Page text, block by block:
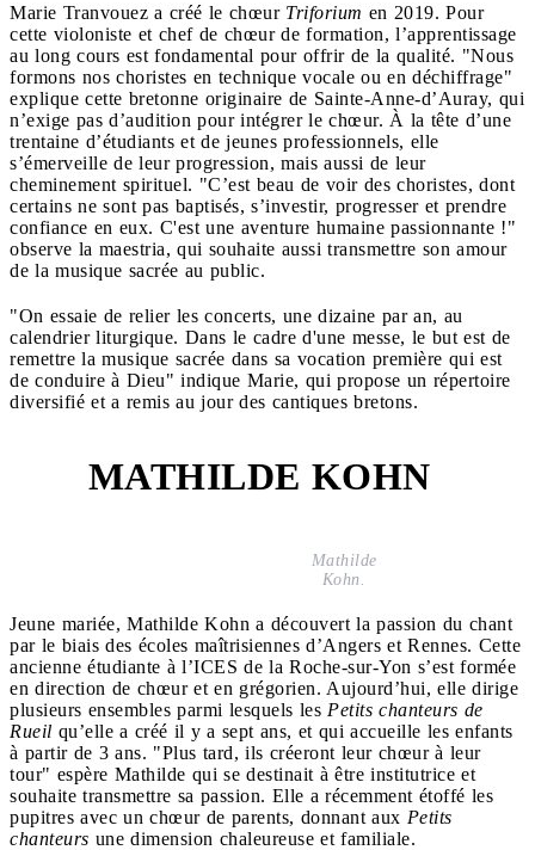
Marie Tranvouez a créé le chœur Triforium en 2019. Pour
cette violoniste et chef de chœur de formation, l’apprentissage
au long cours est fondamental pour offrir de la qualité. "Nous
formons nos choristes en technique vocale ou en déchiffrage"
explique cette bretonne originaire de Sainte-Anne-d’Auray, qui
n’exige pas d’audition pour intégrer le chœur. À la tête d’une
trentaine d’étudiants et de jeunes professionnels, elle
s’émerveille de leur progression, mais aussi de leur
cheminement spirituel. "C’est beau de voir des choristes, dont
certains ne sont pas baptisés, s’investir, progresser et prendre
confiance en eux. C'est une aventure humaine passionnante !"
observe la maestria, qui souhaite aussi transmettre son amour
de la musique sacrée au public.
"On essaie de relier les concerts, une dizaine par an, au
calendrier liturgique. Dans le cadre d'une messe, le but est de
remettre la musique sacrée dans sa vocation première qui est
de conduire à Dieu" indique Marie, qui propose un répertoire
diversifié et a remis au jour des cantiques bretons.
MATHILDE KOHN
Mathilde
Kohn.
Jeune mariée, Mathilde Kohn a découvert la passion du chant
par le biais des écoles maîtrisiennes d’Angers et Rennes. Cette
ancienne étudiante à l’ICES de la Roche-sur-Yon s’est formée
en direction de chœur et en grégorien. Aujourd’hui, elle dirige
plusieurs ensembles parmi lesquels les Petits chanteurs de
Rueil qu’elle a créé il y a sept ans, et qui accueille les enfants
à partir de 3 ans. "Plus tard, ils créeront leur chœur à leur
tour" espère Mathilde qui se destinait à être institutrice et
souhaite transmettre sa passion. Elle a récemment étoffé les
pupitres avec un chœur de parents, donnant aux Petits
chanteurs une dimension chaleureuse et familiale.